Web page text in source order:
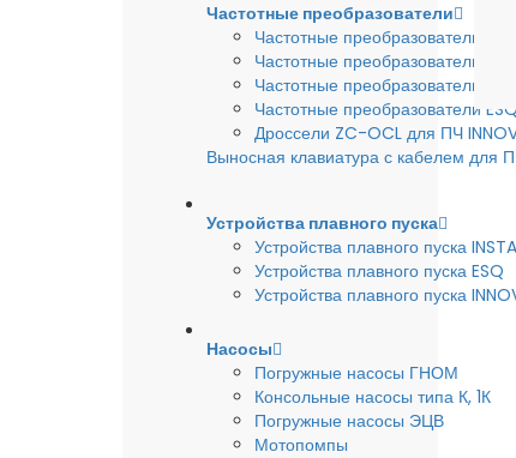
Частотные преобразователи
Частотные преобразователи
Частотные преобразователи
Частотные преобразователи
Частотные преобразователи ESQ
Дроссели ZC-OCL для ПЧ
Выносная клавиатура с кабелем для
Устройства плавного пуска
Устройства плавного пуска
Устройства плавного пуска ESQ
Устройства плавного пуска
Насосы
Погружные насосы ГНОМ
Консольные насосы типа К, 1К
Погружные насосы ЭЦВ
Мотопомпы